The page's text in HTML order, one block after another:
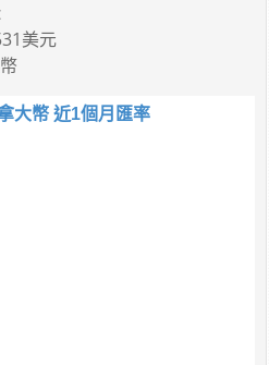
美元
大幣 近1個月匯率